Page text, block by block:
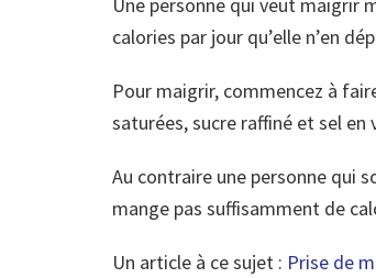
Une personne qui veut maigrir
calories par jour qu’elle n’en
Pour maigrir, commencez à
saturées, sucre raffiné et sel en
Au contraire une personne qui
mange pas suffisamment de
Un article à ce sujet : Prise de